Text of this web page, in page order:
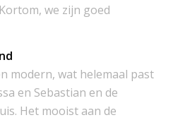
we zijn goed
modern, wat helemaal past
en Sebastian en de
Het mooist aan de